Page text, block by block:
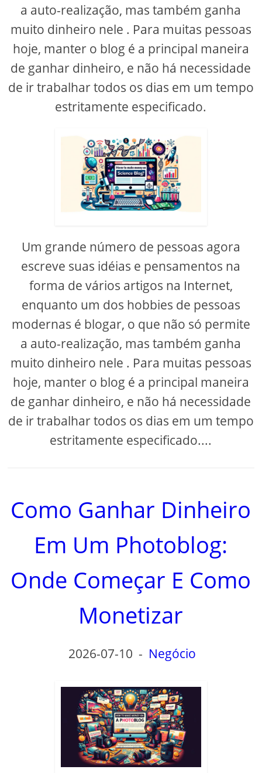
a auto-realização, mas também ganha
muito dinheiro nele . Para muitas pessoas
hoje, manter o blog é a principal maneira
de ganhar dinheiro, e não há necessidade
de ir trabalhar todos os dias em um tempo
estritamente especificado.
Um grande número de pessoas agora
escreve suas idéias e pensamentos na
forma de vários artigos na Internet,
enquanto um dos hobbies de pessoas
modernas é blogar, o que não só permite
a auto-realização, mas também ganha
muito dinheiro nele . Para muitas pessoas
hoje, manter o blog é a principal maneira
de ganhar dinheiro, e não há necessidade
de ir trabalhar todos os dias em um tempo
estritamente especificado....
Como Ganhar Dinheiro
Em Um Photoblog:
Onde Começar E Como
Monetizar
2026-07-10 - Negócio